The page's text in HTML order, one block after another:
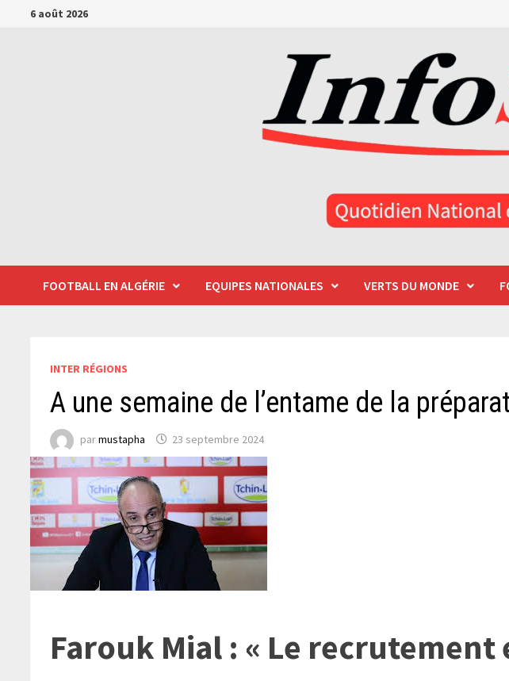
Passer6 août 2026
FOOTBALL EN ALGÉRIE EQUIPES NATIONALES VERTS DU MONDE
INTER RÉGIONS
A une semaine de l’entame de la
parmustapha 23 septembre 2024
Farouk Mial : « Le recrutement